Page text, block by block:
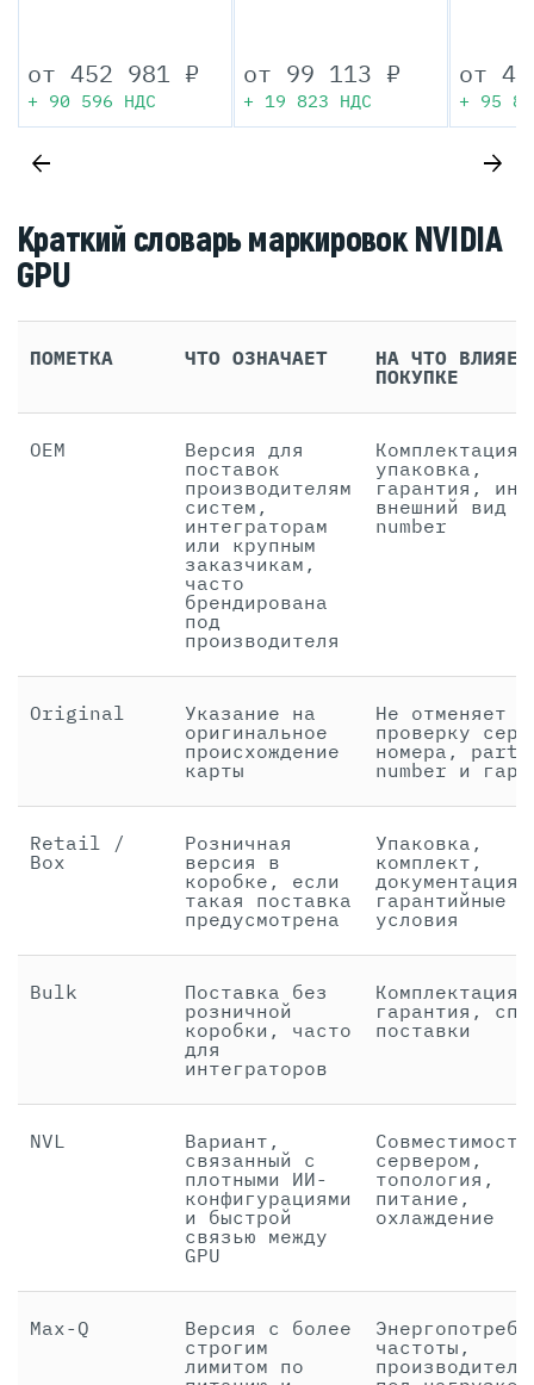
от 452 981 ₽
+ 90 596 НДС
от 99 113 ₽
+ 19 823 НДС
от
+ 95
Краткий словарь маркировок NVIDIA
GPU
ПОМЕТКА ЧТО ОЗНАЧАЕТ
НА ЧТО
ПОКУПКЕ
OEM
Версия для
поставок
производителям
систем,
интеграторам
или крупным
заказчикам,
часто
брендирована
под
производителя
Комплектация,
упаковка,
гарантия,
внешний вид
number
Original
Указание на
оригинальное
происхождение
карты
Не отменяет
проверку
номера, part
number и
Retail /
Box
Розничная
версия в
коробке, если
такая поставка
предусмотрена
Упаковка,
комплект,
документация,
гарантийные
условия
Bulk
Поставка без
розничной
коробки, часто
для
интеграторов
Комплектация,
гарантия,
поставки
NVL
Вариант,
связанный с
плотными ИИ-
конфигурациями
и быстрой
связью между
GPU
сервером,
топология,
питание,
охлаждение
Max-Q
Версия с более
строгим
лимитом по
частоты,